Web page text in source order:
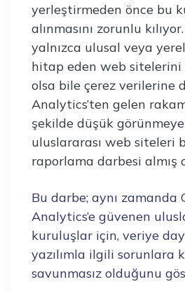
yerleştirmeden önce bu
alınmasını zorunlu
yalnızca ulusal veya
hitap eden web sitelerini
olsa bile çerez verilerine
Analytics’ten gelen
şekilde düşük görünmeye
uluslararası web siteleri
raporlama darbesi almış
Bu darbe; aynı zamanda
Analytics’e güvenen
kuruluşlar için, veriye
yazılımla ilgili sorunlara
savunmasız olduğunu